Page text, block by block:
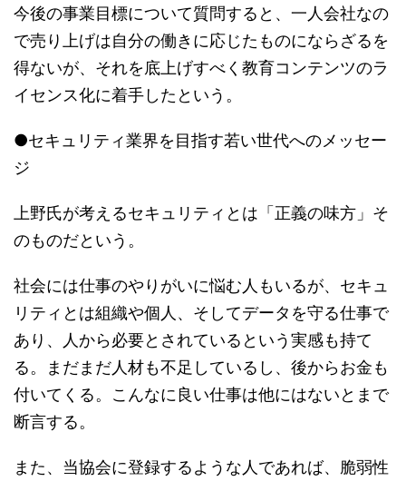
今後の事業目標について質問すると、一人会社なの
で売り上げは自分の働きに応じたものにならざるを
得ないが、それを底上げすべく教育コンテンツのラ
イセンス化に着手したという。
●セキュリティ業界を目指す若い世代へのメッセー
ジ
上野氏が考えるセキュリティとは「正義の味方」そ
のものだという。
社会には仕事のやりがいに悩む人もいるが、セキュ
リティとは組織や個人、そしてデータを守る仕事で
あり、人から必要とされているという実感も持て
る。まだまだ人材も不足しているし、後からお金も
付いてくる。こんなに良い仕事は他にはないとまで
断言する。
また、当協会に登録するような人であれば、脆弱性